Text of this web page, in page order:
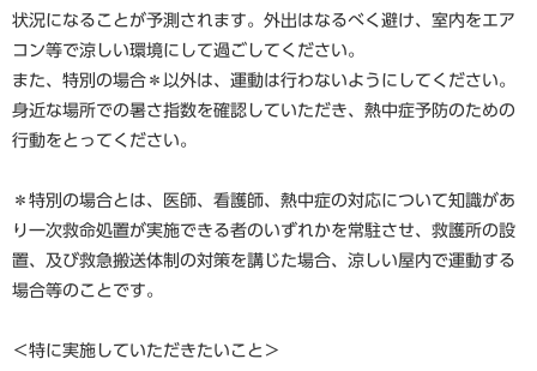
状況になることが予測されます。外出はなるべく避け、室内をエア
コン等で涼しい環境にして過ごしてください。
また、特別の場合＊以外は、運動は行わないようにしてください。
身近な場所での暑さ指数を確認していただき、熱中症予防のための
行動をとってください。
＊特別の場合とは、医師、看護師、熱中症の対応について知識があ
り一次救命処置が実施できる者のいずれかを常駐させ、救護所の設
置、及び救急搬送体制の対策を講じた場合、涼しい屋内で運動する
場合等のことです。
＜特に実施していただきたいこと＞